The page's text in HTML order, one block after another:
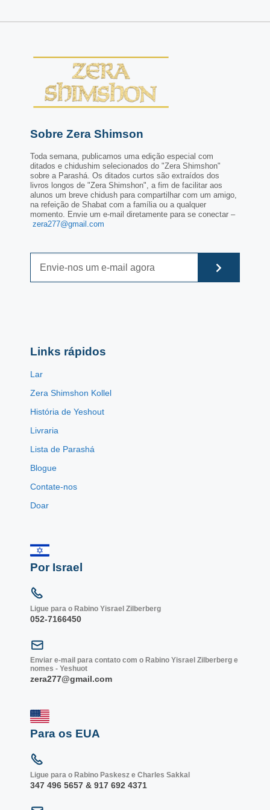
Sobre Zera Shimson
Toda semana, publicamos uma edição especial com
ditados e chidushim selecionados do "Zera Shimshon"
sobre a Parashá. Os ditados curtos são extraídos dos
livros longos de "Zera Shimshon", a fim de facilitar aos
alunos um breve chidush para compartilhar com um amigo,
na refeição de Shabat com a família ou a qualquer
momento. Envie um e-mail diretamente para se conectar –
zera277@gmail.com
Links rápidos
Lar
Zera Shimshon Kollel
História de Yeshout
Livraria
Lista de Parashá
Blogue
Contate-nos
Doar
Por Israel
Ligue para o Rabino Yisrael Zilberberg
052-7166450
Enviar e-mail para contato com o Rabino Yisrael Zilberberg e
nomes - Yeshuot
zera277@gmail.com
Para os EUA
Ligue para o Rabino Paskesz e Charles Sakkal
347 496 5657 & 917 692 4371